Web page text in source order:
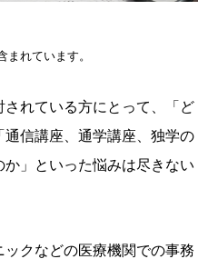
まれています。
れている方にとって、「ど
信講座、通学講座、独学の
」といった悩みは尽きない
クなどの医療機関での事務